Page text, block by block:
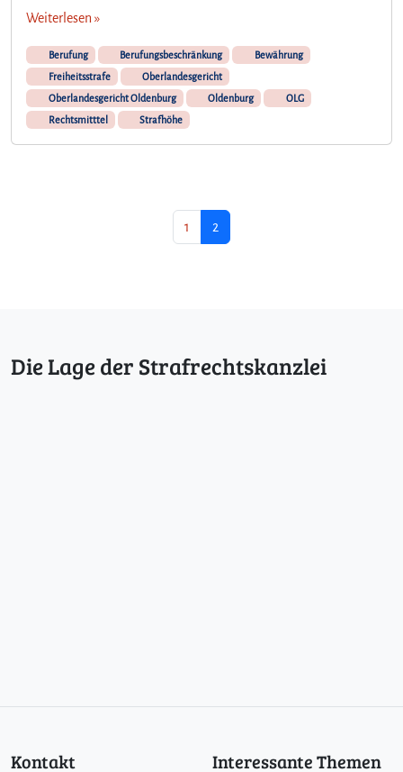
Weiterlesen »
Berufung Berufungsbeschränkung
Bewährung
Freiheitsstrafe
Oberlandesgericht
Oberlandesgericht Oldenburg
Oldenburg
OLG
Rechtsmitttel
Strafhöhe
Seite
1 Aktuelle Seite
2
Die Lage der Strafrechtskanzlei
Kontakt Interessante Themen